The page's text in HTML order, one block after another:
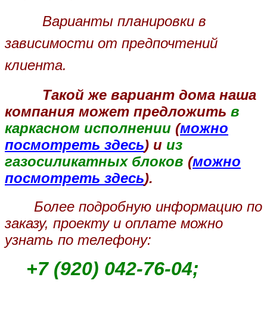
Варианты планировки в
зависимости от предпочтений
клиента.
Такой же вариант дома наша
компания может предложить в
каркасном исполнении (можно
посмотреть здесь) и из
газосиликатных блоков (можно
посмотреть здесь).
Более подробную информацию по
заказу, проекту и оплате можно
узнать по телефону:
+7 (920) 042-76-04;